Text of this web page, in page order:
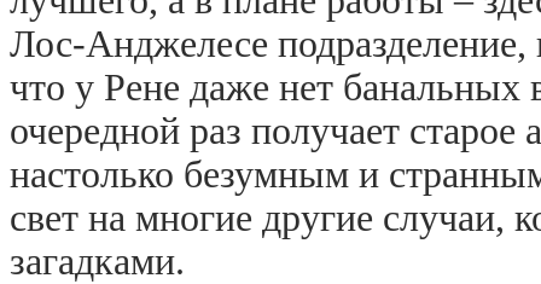
Лос-Анджелесе подразделение,
что у Рене даже нет
очередной раз получает старое
настолько безумным и
свет на многие другие случаи,
загадками.